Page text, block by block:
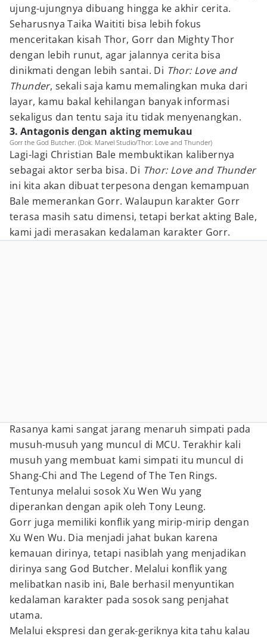
ujung-ujungnya dibuang hingga ke akhir cerita.
Seharusnya Taika Waititi bisa lebih fokus
menceritakan kisah Thor, Gorr dan Mighty Thor
dengan lebih runut, agar jalannya cerita bisa
dinikmati dengan lebih santai. Di Thor: Love and
Thunder, sekali saja kamu memalingkan muka dari
layar, kamu bakal kehilangan banyak informasi
sekaligus dan tentu saja itu tidak menyenangkan.
3. Antagonis dengan akting memukau
Gorr the God Butcher. (Dok. Marvel Studio/Thor: Love and Thunder)
Lagi-lagi Christian Bale membuktikan kalibernya
sebagai aktor serba bisa. Di Thor: Love and Thunder
ini kita akan dibuat terpesona dengan kemampuan
Bale memerankan Gorr. Walaupun karakter Gorr
terasa masih satu dimensi, tetapi berkat akting Bale,
kami jadi merasakan kedalaman karakter Gorr.
Rasanya kami sangat jarang menaruh simpati pada
musuh-musuh yang muncul di MCU. Terakhir kali
musuh yang membuat kami simpati itu muncul di
Shang-Chi and The Legend of The Ten Rings.
Tentunya melalui sosok Xu Wen Wu yang
diperankan dengan apik oleh Tony Leung.
Gorr juga memiliki konflik yang mirip-mirip dengan
Xu Wen Wu. Dia menjadi jahat bukan karena
kemauan dirinya, tetapi nasiblah yang menjadikan
dirinya sang God Butcher. Melalui konflik yang
melibatkan nasib ini, Bale berhasil menyuntikan
kedalaman karakter pada sosok sang penjahat
utama.
Melalui ekspresi dan gerak-geriknya kita tahu kalau